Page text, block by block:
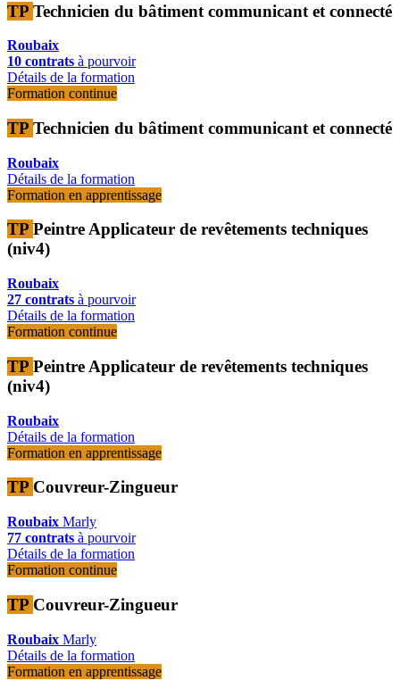
TP Technicien du bâtiment communicant et connecté
Roubaix
10 contrats à pourvoir
Détails de la formation
Formation continue
TP Technicien du bâtiment communicant et connecté
Roubaix
Détails de la formation
Formation en apprentissage
TP Peintre Applicateur de revêtements techniques
(niv4)
Roubaix
27 contrats à pourvoir
Détails de la formation
Formation continue
TP Peintre Applicateur de revêtements techniques
(niv4)
Roubaix
Détails de la formation
Formation en apprentissage
TP Couvreur-Zingueur
Roubaix Marly
77 contrats à pourvoir
Détails de la formation
Formation continue
TP Couvreur-Zingueur
Roubaix Marly
Détails de la formation
Formation en apprentissage